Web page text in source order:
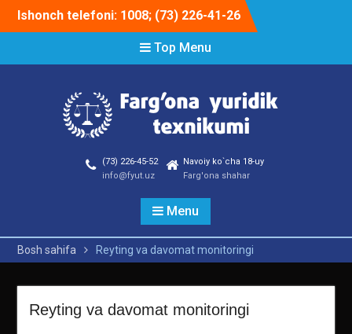
Ishonch telefoni: 1008; (73) 226-41-26
Top Menu
(73) 226-45-52
info@fyut.uz
Navoiy ko`cha 18-uy
Farg'ona shahar
Menu
Bosh sahifa Reyting va davomat monitoringi
Reyting va davomat monitoringi